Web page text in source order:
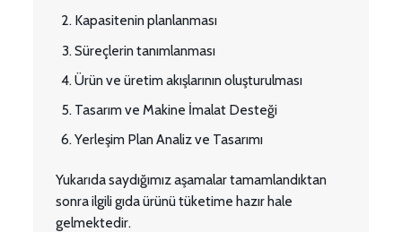
Kapasitenin planlanması
Süreçlerin tanımlanması
Ürün ve üretim akışlarının oluşturulması
Tasarım ve Makine İmalat Desteği
Yerleşim Plan Analiz ve Tasarımı
Yukarıda saydığımız aşamalar tamamlandıktan
sonra ilgili gıda ürünü tüketime hazır hale
gelmektedir.